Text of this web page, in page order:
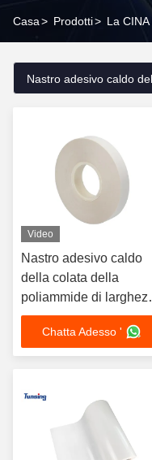
Casa> Prodotti> La
Nastro adesivo caldo
Video
Nastro adesivo caldo
della colata della
poliammide di
della termosaldatura
29mm di PA per SIM
Card
Chatta Adesso '